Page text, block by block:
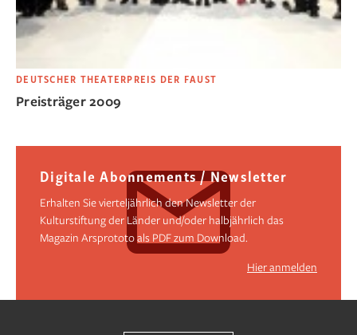
DEUTSCHER THEATERPREIS DER FAUST
Preisträger 2009
Digitale Abonnements / Newsletter
Erhalten Sie vierteljährlich den Newsletter der
Kulturstiftung der Länder und/oder halbjährlich das
Magazin Arsprototo als PDF zum Download.
Hier anmelden